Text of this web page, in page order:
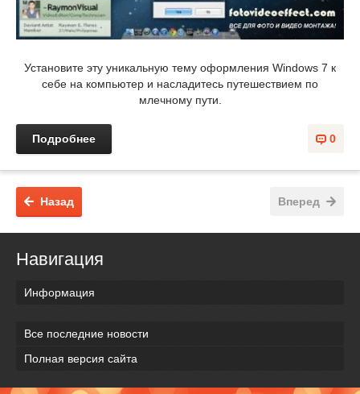
Установите эту уникальную тему оформления Windows 7 к
себе на компьютер и насладитесь путешествием по
млечному пути.
0
Подробнее
Вперед
Назад
Навигация
Информация
Все последние новости
Полная версия сайта